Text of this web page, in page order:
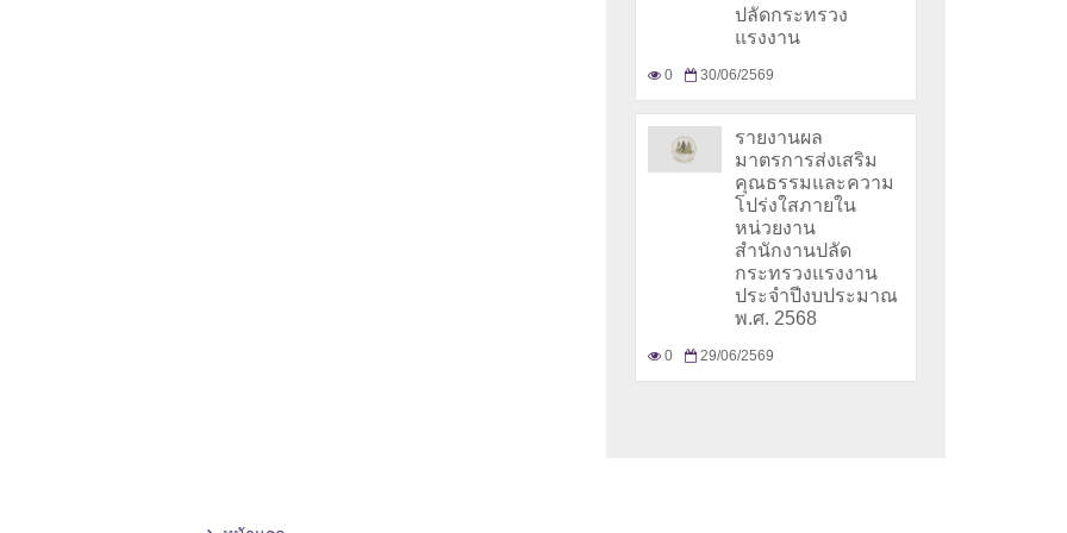
ปลัดกระทรวง
แรงงาน
0 30/06/2569
รายงานผล
มาตรการส่งเสริม
คุณธรรมและความ
โปร่งใสภายใน
หน่วยงาน
สำนักงานปลัด
กระทรวงแรงงาน
ประจำปีงบประมาณ
พ.ศ. 2568
0 29/06/2569